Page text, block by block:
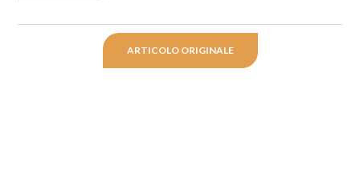
ARTICOLO ORIGINALE